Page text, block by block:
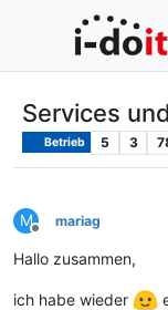
Services
Betrieb 5 3
M
Offline
mariag
Hallo zusammen,
ich habe wieder